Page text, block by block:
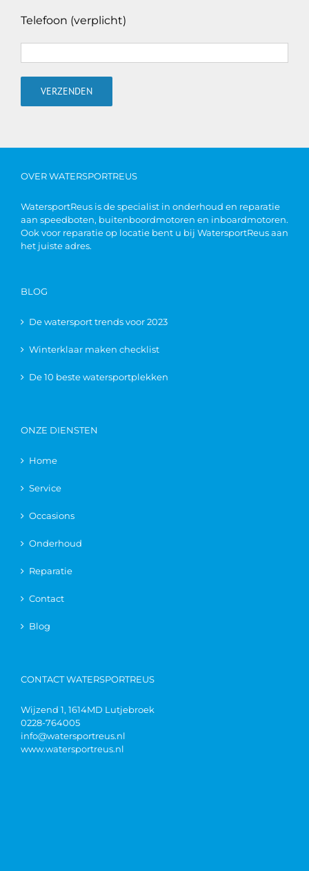
Telefoon (verplicht)
OVER WATERSPORTREUS
WatersportReus is de specialist in onderhoud en reparatie
aan speedboten, buitenboordmotoren en inboardmotoren.
Ook voor reparatie op locatie bent u bij WatersportReus aan
het juiste adres.
BLOG
De watersport trends voor 2023
Winterklaar maken checklist
De 10 beste watersportplekken
ONZE DIENSTEN
Home
Service
Occasions
Onderhoud
Reparatie
Contact
Blog
CONTACT WATERSPORTREUS
Wijzend 1, 1614MD Lutjebroek
0228-764005
info@watersportreus.nl
www.watersportreus.nl